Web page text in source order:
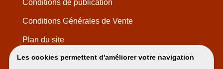
Les cookies permettent d'améliorer votre navigation
Conditions de publication
Conditions Générales de Vente
Plan du site